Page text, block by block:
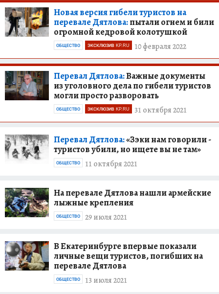
Новая версия гибели туристов на
перевале Дятлова:пытали огнем и били
огромной кедровой колотушкой
10 февраля 2022
ОБЩЕСТВО ЭКСКЛЮЗИВ KP.RU
Перевал Дятлова:Важные документы
из уголовного дела по гибели туристов
могли просто разворовать
31 октября 2021
ОБЩЕСТВО ЭКСКЛЮЗИВ KP.RU
Перевал Дятлова:«Зэки нам говорили -
туристов убили, но ищете вы не там»
11 октября 2021
ОБЩЕСТВО
На перевале Дятлова нашли армейские
лыжные крепления
29 июля 2021
ОБЩЕСТВО
В Екатеринбурге впервые показали
личные вещи туристов, погибших на
перевале Дятлова
13 июля 2021
ОБЩЕСТВО